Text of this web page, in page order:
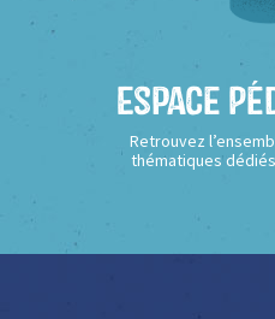
Espace
Retrouvez
thématiques